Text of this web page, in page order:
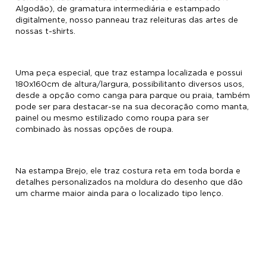
Algodão), de gramatura intermediária e estampado
digitalmente, nosso panneau traz releituras das artes de
nossas t-shirts.
Uma peça especial, que traz estampa localizada e possui
180x160cm de altura/largura, possibilitanto diversos usos,
desde a opção como canga para parque ou praia, também
pode ser para destacar-se na sua decoração como manta,
painel ou mesmo estilizado como roupa para ser
combinado às nossas opções de roupa.
Na estampa Brejo, ele traz costura reta em toda borda e
detalhes personalizados na moldura do desenho que dão
um charme maior ainda para o localizado tipo lenço.